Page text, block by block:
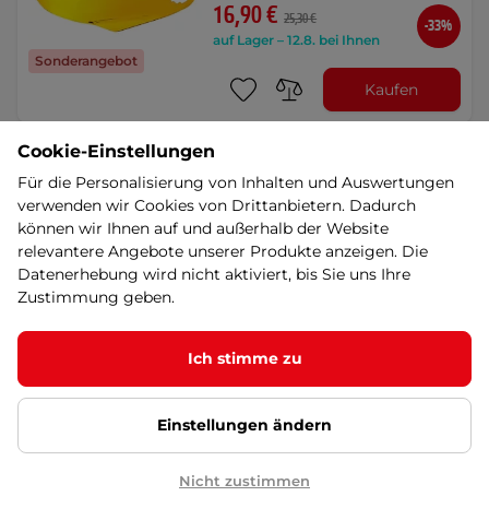
Sonderangebot
16,90 € 25,30 €
auf Lager – 12.8. bei Ihnen
-33%
Kaufen
Orbit REVO-Helm mit
Vorrichtung für eine Pinlock®-
Folie - zelená zrcadlová
Ersatzvisier mit REVO-Technologie
und Vorbereitung für Pinlock®-
Folien, kratzfeste …
Detail
Integral 3.0 mit Pinlock®
Cookie-Einstellungen
Für die Personalisierung von Inhalten und Auswertungen
verwenden wir Cookies von Drittanbietern. Dadurch
können wir Ihnen auf und außerhalb der Website
relevantere Angebote unserer Produkte anzeigen. Die
Datenerhebung wird nicht aktiviert, bis Sie uns Ihre
Zustimmung geben.
Ich stimme zu
Einstellungen ändern
Nicht zustimmen